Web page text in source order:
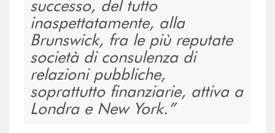
successo, del tutto
inaspettatamente, alla
Brunswick, fra le più reputate
società di consulenza di
relazioni pubbliche,
soprattutto finanziarie, attiva a
Londra e New York.